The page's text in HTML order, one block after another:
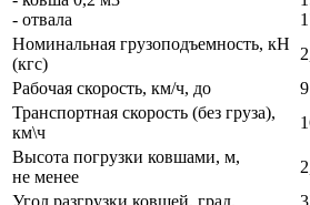
- отвала
Номинальная грузоподъемность, кН
(кгс)
Рабочая скорость, км/ч, до
9
Транспортная скорость (без груза),
км\ч
Высота погрузки ковшами, м,
не менее